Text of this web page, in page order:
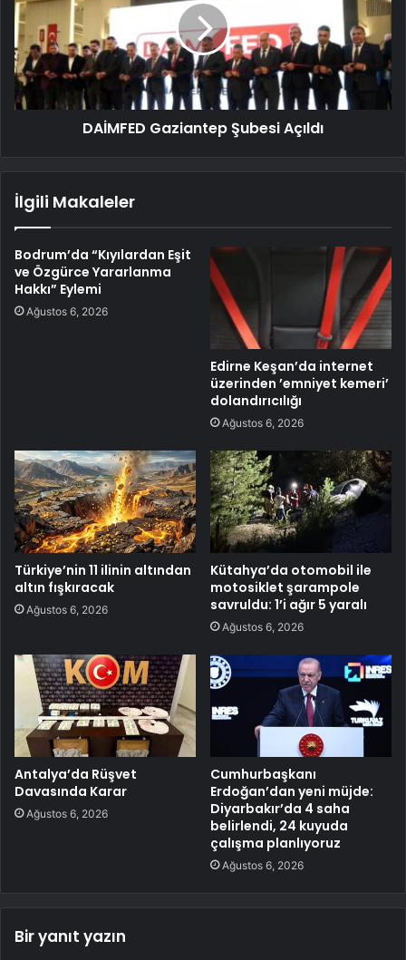
DAİMFED Gaziantep Şubesi Açıldı
İlgili Makaleler
Bodrum’da “Kıyılardan Eşit
ve Özgürce Yararlanma
Hakkı” Eylemi
Ağustos 6, 2026
Edirne Keşan’da internet
üzerinden ’emniyet kemeri’
dolandırıcılığı
Ağustos 6, 2026
Türkiye’nin 11 ilinin altından
altın fışkıracak
Ağustos 6, 2026
Kütahya’da otomobil ile
motosiklet şarampole
savruldu: 1’i ağır 5 yaralı
Ağustos 6, 2026
Antalya’da Rüşvet
Davasında Karar
Ağustos 6, 2026
Cumhurbaşkanı
Erdoğan’dan yeni müjde:
Diyarbakır’da 4 saha
belirlendi, 24 kuyuda
çalışma planlıyoruz
Ağustos 6, 2026
Bir yanıt yazın